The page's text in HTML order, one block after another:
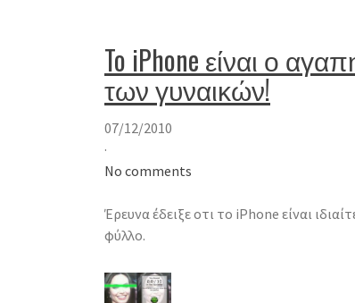
To iPhone είναι ο
των γυναικών!
07/12/2010
·
No comments
Έρευνα έδειξε οτι το iPhone είναι
φύλλο.